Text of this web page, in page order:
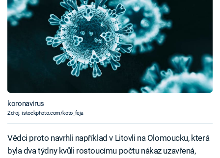
koronavirus
Zdroj: istockphoto.com/koto_feja
Vědci proto navrhli například v Litovli na Olomoucku, která
byla dva týdny kvůli rostoucímu počtu nákaz uzavřená,